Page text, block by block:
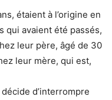
étaient à l’origine en
qui avaient été passés,
leur père, âgé de 30
leur mère, qui est,
d’interrompre